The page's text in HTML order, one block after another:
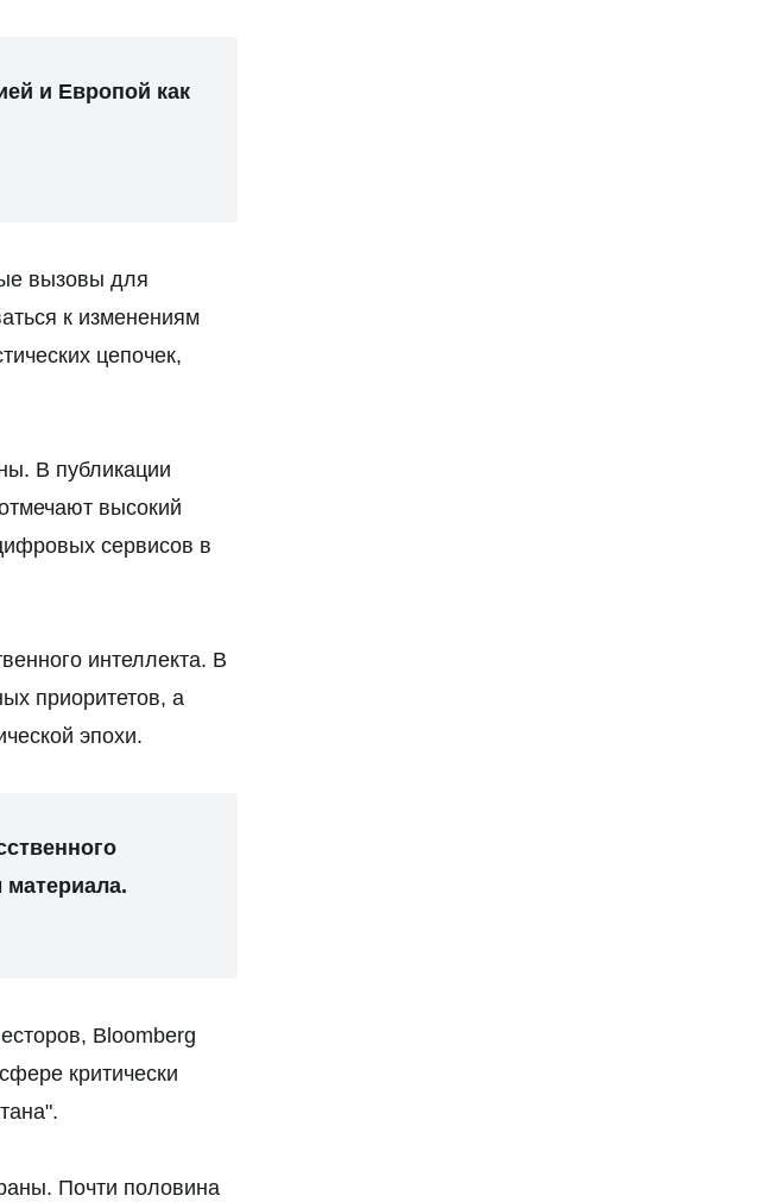
и Европой как
вызовы для
к изменениям
цепочек,
В публикации
высокий
сервисов в
интеллекта. В
приоритетов, а
эпохи.
Bloomberg
критически
Почти половина